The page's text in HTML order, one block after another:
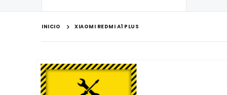
INICIO XIAOMI REDMI A1 PLUS
Saltar
al
final